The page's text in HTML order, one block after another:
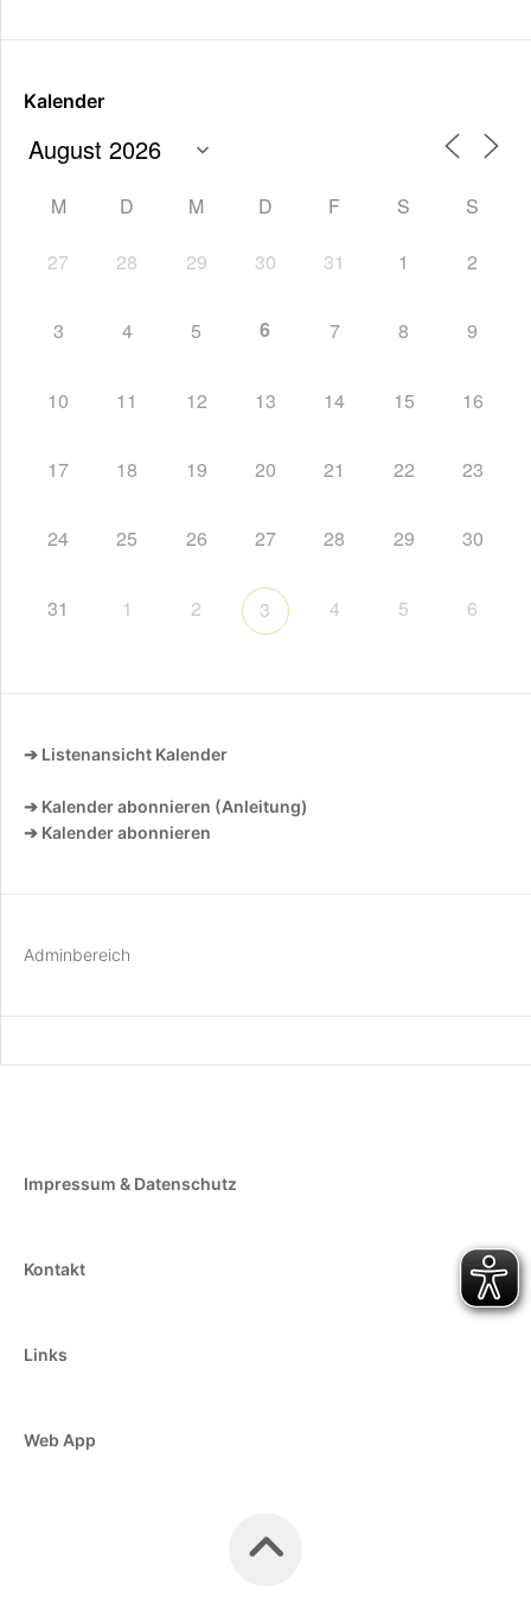
Kalender
M D M D F S S
27 28 29 30 31 1 2
3 4 5 6 7 8 9
10 11 12 13 14 15 16
17 18 19 20 21 22 23
24 25 26 27 28 29 30
31 1 2 3 4 5 6
➔ Listenansicht Kalender
➔ Kalender abonnieren (Anleitung)
➔ Kalender abonnieren
Adminbereich
Impressum & Datenschutz
Kontakt
Links
Web App